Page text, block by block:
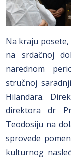
Na kraju posete,
na srdačnoj
narednom
stručnoj
Hilandara.
direktora dr
Teodosiju na
sprovede
kulturnog